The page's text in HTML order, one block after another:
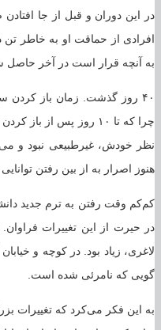
در این دوران و قبل از جا
افرادی از حماقت او به خاطر
به آنچه قرار است در آخر حاصل
چرا که تا ۱۰ روز پس
نظر خودش، غیرطبیعی نبود و
هنوز اصرار به از بین رفتن
کم‌کم وقت رفتن به ترم جدید
در حیرت از این تغییرات
لاغری، زیاد بود. در کوچه و
گویی که نامرئی شده است.
به این فکر می‌کرد که تغییرات